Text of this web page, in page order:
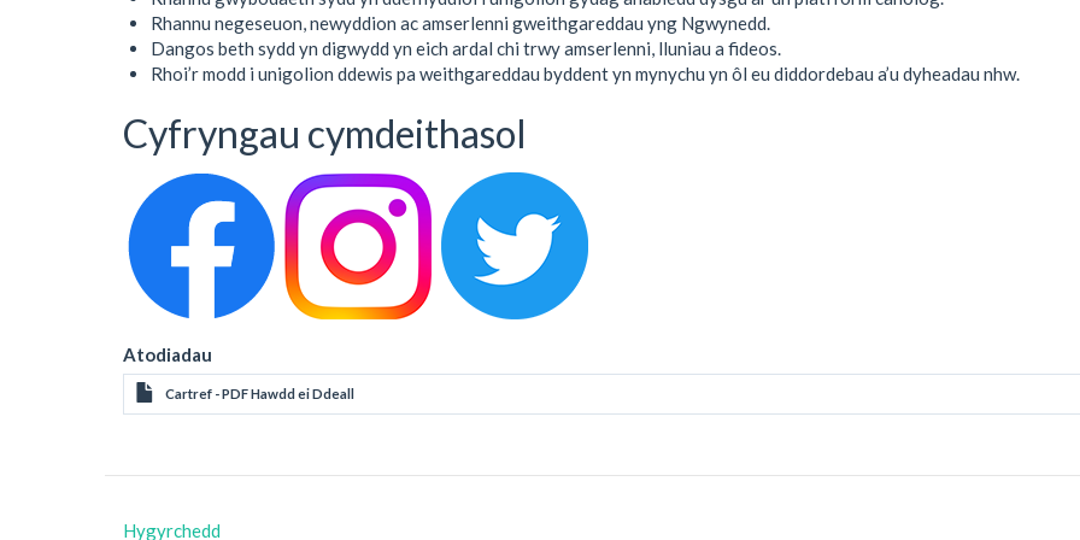
Rhannu negeseuon, newyddion ac amserlenni gweithgareddau yng Ngwynedd.
Dangos beth sydd yn digwydd yn eich ardal chi trwy amserlenni, lluniau a fideos.
Rhoi’r modd i unigolion ddewis pa weithgareddau byddent yn mynychu yn ôl eu diddordebau a’u dyheadau nhw.
Cyfryngau cymdeithasol
Atodiadau
Cartref - PDF Hawdd ei Ddeall
Hygyrchedd